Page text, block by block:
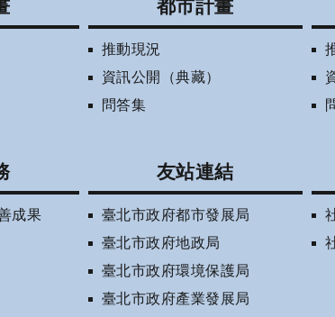
都市計畫
推動現況
資訊公開（典藏）
問答集
成果
友站連結
臺北市政府都市發展局
臺北市政府地政局
臺北市政府環境保護局
臺北市政府產業發展局